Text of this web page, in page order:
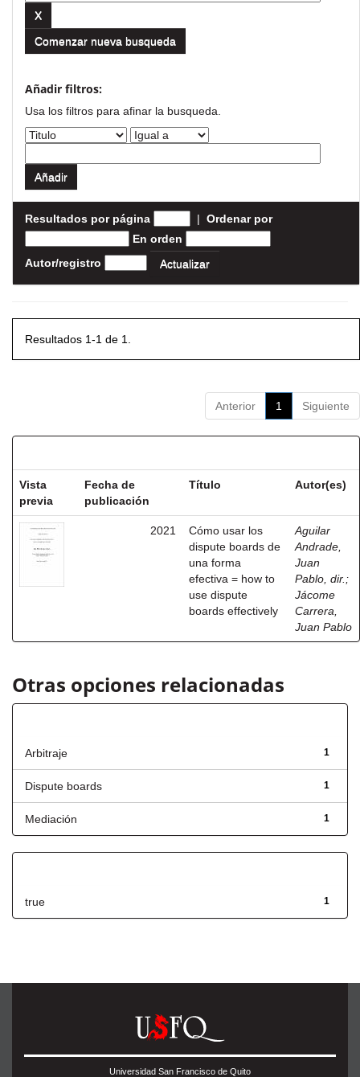
Comenzar nueva busqueda
Añadir filtros:
Usa los filtros para afinar la busqueda.
Resultados por página | Ordenar por
En orden
Autor/registro
Resultados 1-1 de 1.
Anterior 1 Siguiente
Vista
previa
Fecha de
publicación
Título Autor(es)
2021
Cómo usar los
dispute boards de
una forma
efectiva = how to
use dispute
boards effectively
Aguilar
Andrade,
Juan
Pablo, dir. ;
Jácome
Carrera,
Juan Pablo
Otras opciones relacionadas
1
Arbitraje
1
Dispute boards
1
Mediación
1
true
Universidad San Francisco de Quito